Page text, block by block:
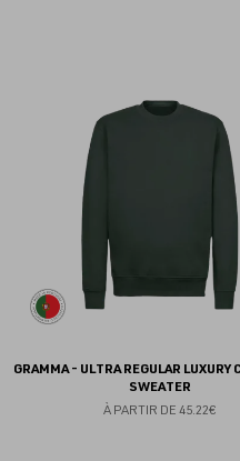
GRAMMA - ULTRA REGULAR LUXURY
SWEATER
À PARTIR DE 45.22€